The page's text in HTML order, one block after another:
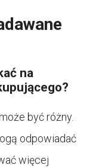
na
być różny.
odpowiadać
więcej